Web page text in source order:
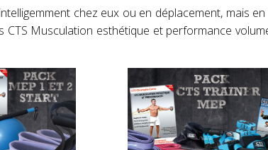
chez eux ou en déplacement, mais
CTS Musculation esthétique et performance